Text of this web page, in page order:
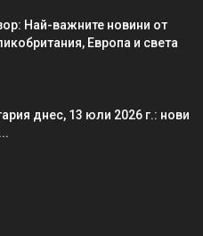
Най-важните новини от
Европа и света
днес, 13 юли 2026 г.: нови